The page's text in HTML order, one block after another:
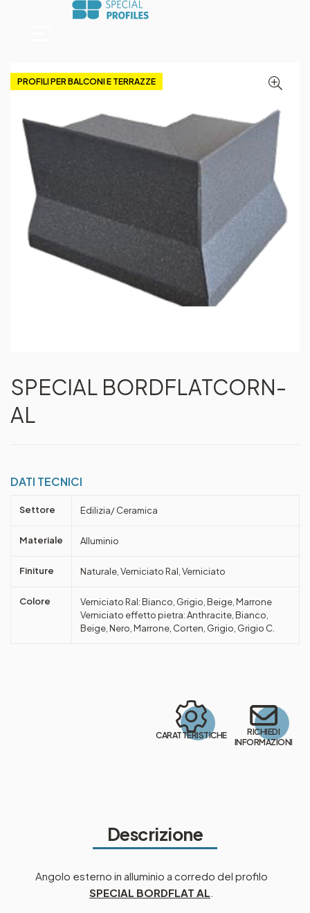
SPECIAL BORDFLATCORN-
AL
PROFILI PER BALCONI E TERRAZZE
DATI TECNICI
Settore Edilizia/ Ceramica
Materiale Alluminio
Finiture Naturale, Verniciato Ral, Verniciato
Colore
Verniciato Ral: Bianco, Grigio, Beige, Marrone
Verniciato effetto pietra: Anthracite, Bianco,
Beige, Nero, Marrone, Corten, Grigio, Grigio C.
CARATTERISTICHE
RICHIEDI
INFORMAZIONI
Descrizione
Angolo esterno in alluminio a corredo del profilo
SPECIAL BORDFLAT AL